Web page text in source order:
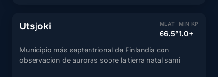
Utsjoki MLAT
66.5°
MIN KP
1.0+
Municipio más septentrional de Finlandia con
observación de auroras sobre la tierra natal sami